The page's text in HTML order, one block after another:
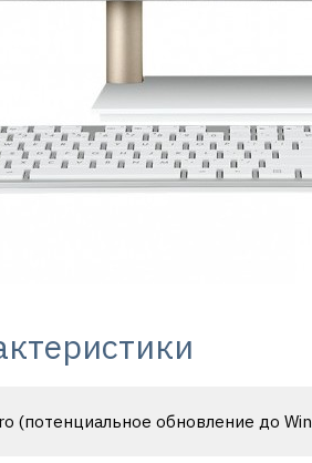
(потенциальное обновление до